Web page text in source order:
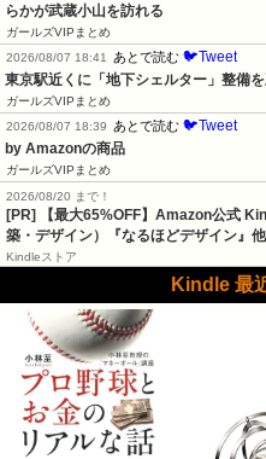
らかが武蔵小山を訪れる
ガールズVIPまとめ
2026/08/07 18:41
あとで読む 🐦Tweet
東京駅近くに「地下シェルター」整備
ガールズVIPまとめ
2026/08/07 18:39
あとで読む 🐦Tweet
by Amazonの商品
ガールズVIPまとめ
2026/08/20 まで！
[PR]
【最大65%OFF】Amazon公式
築・デザイン）『なるほどデザイン』他
Kindleストア
Kindle 最